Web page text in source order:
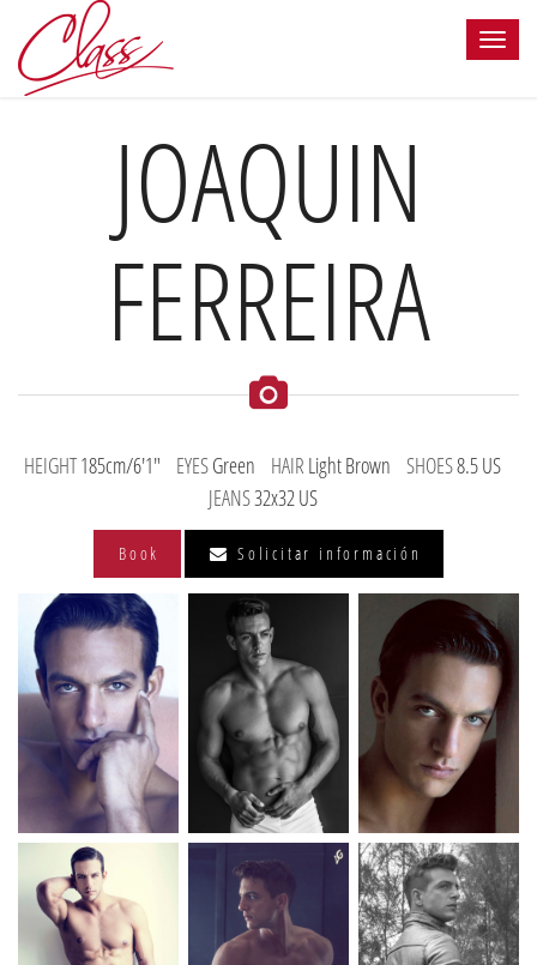
JOAQUIN
FERREIRA
HEIGHT185cm/6'1" EYESGreen HAIR Light Brown SHOES8.5 US
JEANS32x32 US
Book Solicitar información